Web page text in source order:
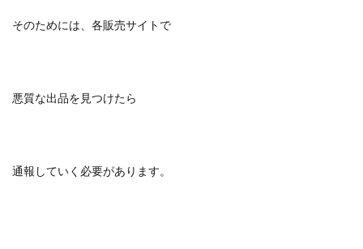
そのためには、各販売サイトで
悪質な出品を見つけたら
通報していく必要があります。